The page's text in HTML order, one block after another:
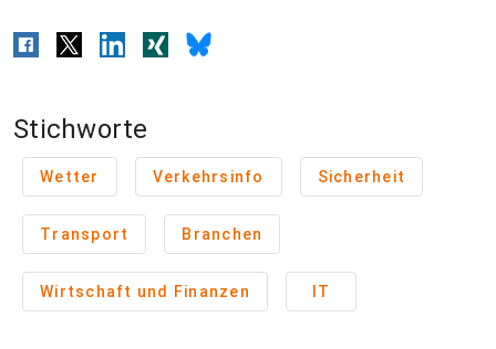
Stichworte
Wetter Verkehrsinfo Sicherheit
Transport Branchen
Wirtschaft und Finanzen IT